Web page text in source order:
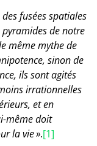
fusées spatiales
de notre
même mythe de
sinon de
ils sont agités
irrationnelles
et en
même doit
la vie ».[1]